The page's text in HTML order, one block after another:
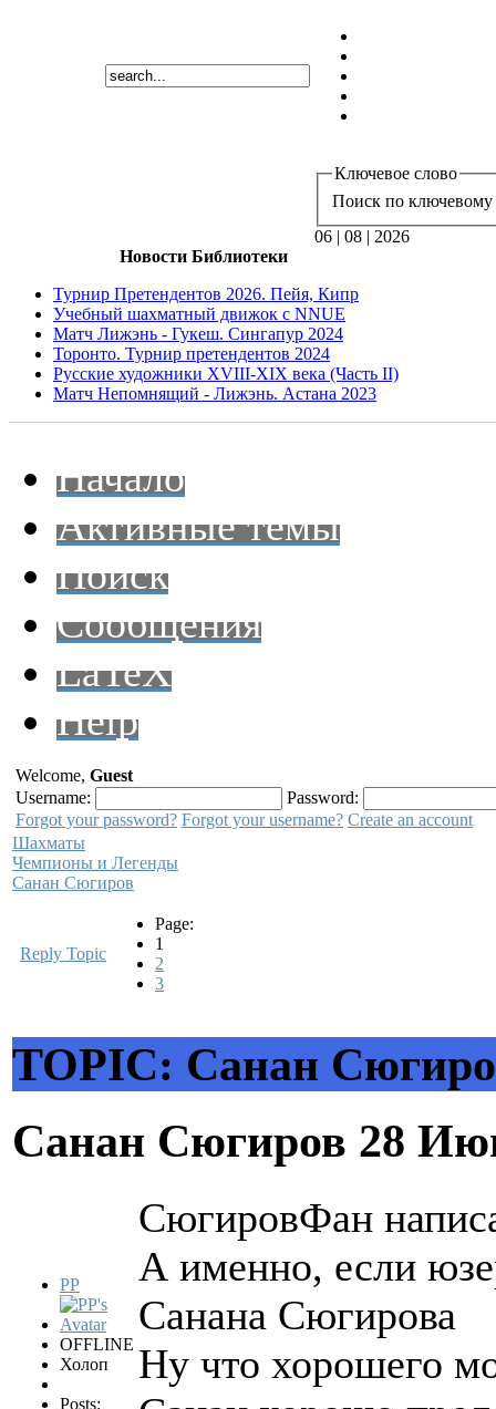
Ключевое слово
Поиск по ключевому
06 | 08 | 2026
Новости Библиотеки
Турнир Претендентов 2026. Пейя, Кипр
Учебный шахматный движок с NNUE
Матч Лижэнь - Гукеш. Сингапур 2024
Торонто. Турнир претендентов 2024
Русские художники XVIII-XIX века (Часть II)
Матч Непомнящий - Лижэнь. Астана 2023
Начало
Активные темы
Поиск
Сообщения
LaTeX
Help
Welcome, Guest
Username:
Password:
Forgot your password? Forgot your username? Create an account
Шахматы
Чемпионы и Легенды
Санан Сюгиров
Reply Topic
Page:
1
2
3
TOPIC: Санан
Санан Сюгиров 28
PP
OFFLINE
Холоп
Posts:
СюгировФан
А именно, если
Санана Сюгирова
Ну что хорошего